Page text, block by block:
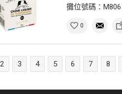
攤位號碼：M806
0
2 3 4 5 6 7 8